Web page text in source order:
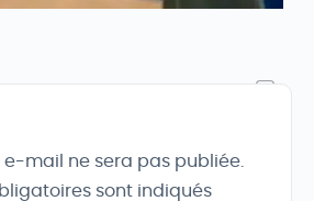
mail ne sera pas publiée.
sont indiqués